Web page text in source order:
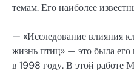
темам. Его наиболее
— «Исследование влияния
жизнь птиц» — это была его
в 1998 году. В этой работе